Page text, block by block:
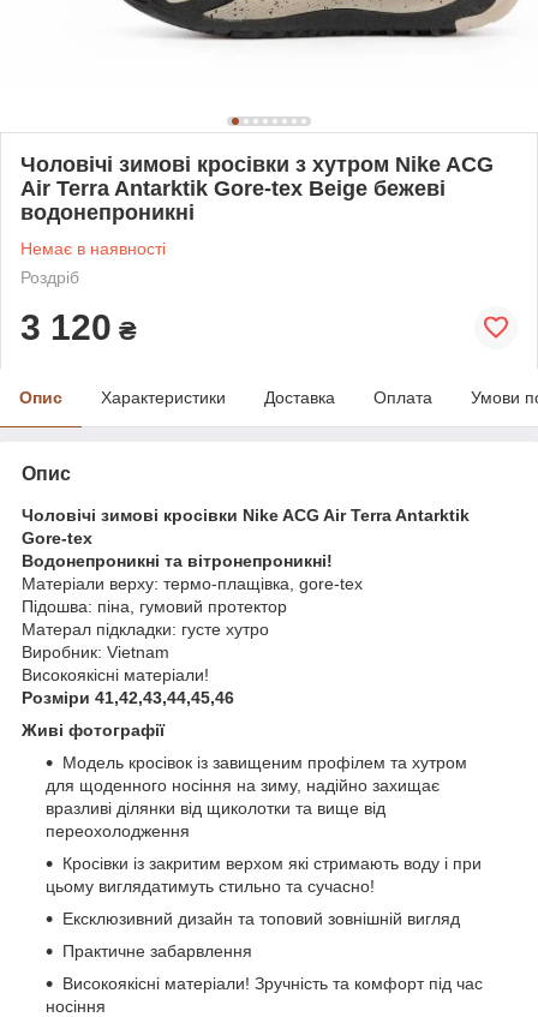
Чоловічі зимові кросівки з хутром Nike ACG
Air Terra Antarktik Gore-tex Beige бежеві
водонепроникні
Немає в наявності
Роздріб
3 120 ₴
Опис Характеристики Доставка Оплата Умови
Опис
Чоловічі зимові кросівки Nike ACG Air Terra Antarktik
Gore-tex
Водонепроникні та вітронепроникні!
Матеріали верху: термо-плащівка, gore-tex
Підошва: піна, гумовий протектор
Матерал підкладки: густе хутро
Виробник: Vietnam
Високоякісні матеріали!
Розміри 41,42,43,44,45,46
Живі фотографії
Модель кросівок із завищеним профілем та хутром
для щоденного носіння на зиму, надійно захищає
вразливі ділянки від щиколотки та вище від
переохолодження
Кросівки із закритим верхом які стримають воду і при
цьому виглядатимуть стильно та сучасно!
Ексклюзивний дизайн та топовий зовнішній вигляд
Практичне забарвлення
Високоякісні матеріали! Зручність та комфорт під час
носіння